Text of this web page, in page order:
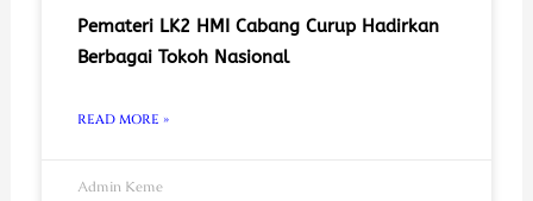
Pemateri LK2 HMI Cabang Curup Hadirkan
Berbagai Tokoh Nasional
READ MORE »
Admin Keme